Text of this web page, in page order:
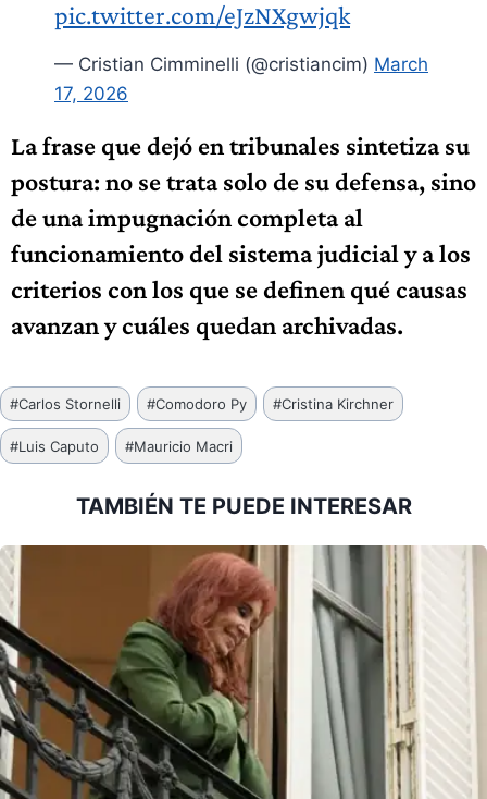
pic.twitter.com/eJzNXgwjqk
— Cristian Cimminelli (@cristiancim) March
17, 2026
La frase que dejó en tribunales sintetiza su
postura: no se trata solo de su defensa, sino
de una impugnación completa al
funcionamiento del sistema judicial y a los
criterios con los que se definen qué causas
avanzan y cuáles quedan archivadas.
Etiquetas
de
la
#Carlos Stornelli #Comodoro Py #Cristina Kirchner
#Luis Caputo #Mauricio Macri
TAMBIÉN TE PUEDE INTERESAR